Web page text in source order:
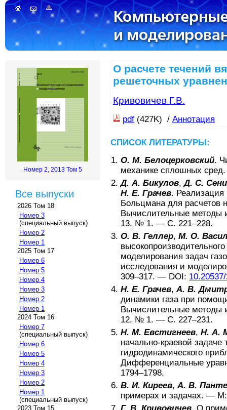
Номер 2, 2013 Том 5
Все выпуски
2026 Том 18
Номер 3
(специальный выпуск)
Номер 2
Номер 1
2025 Том 17
Номер 6
Номер 5
Номер 4
Номер 3
Номер 2
Номер 1
2024 Том 16
Номер 7
(специальный выпуск)
Номер 6
Номер 5
Номер 4
Номер 3
Номер 2
Номер 1
(специальный выпуск)
2023 Том 15
О расчете течений
решеточных
Кривовичев Г.В.
pdf (427K) / Аннотация
СПИСОК ЛИТЕРАТУРЫ:
О. М. Белоцерковский.
механике сплошных сред
Д. А. Бикулов,Д. С.
Н. Е. Грачев.
Больцмана для расчетов
Вычислительные методы
13, № 1. — С. 221–228.
О. В. Геллер, М. О.
моделирования задач
исследования и
309–317. — DOI:
Н. Е. Грачев,А. В.
динамики газа при
Вычислительные методы
12, № 1. — С. 227–231.
Н. М. Евстигнеев, Н. А.
начально-краевой задаче
гидродинамического
Дифференциальные
1794–1798.
В. И. Киреев,А. В.
примерах и задачах. — М